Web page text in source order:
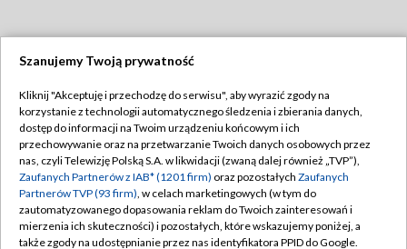
TVP
Abonament TVP
Emisja w TVP
Centrum informacji TVP
Naziemna Telewizja Cyfrowa
Regulamin TVP
Polityka prywatności
Moje zgody
Pomoc
Szanujemy Twoją prywatność
Kliknij "Akceptuję i przechodzę do serwisu", aby wyrazić zgody na
korzystanie z technologii automatycznego śledzenia i zbierania danych,
dostęp do informacji na Twoim urządzeniu końcowym i ich
przechowywanie oraz na przetwarzanie Twoich danych osobowych przez
nas, czyli Telewizję Polską S.A. w likwidacji (zwaną dalej również „TVP”),
Zaufanych Partnerów z IAB* (1201 firm) oraz pozostałych Zaufanych
Partnerów TVP (93 firm), w celach marketingowych (w tym do
zautomatyzowanego dopasowania reklam do Twoich zainteresowań i
mierzenia ich skuteczności) i pozostałych, które wskazujemy poniżej, a
także zgody na udostępnianie przez nas identyfikatora PPID do Google.